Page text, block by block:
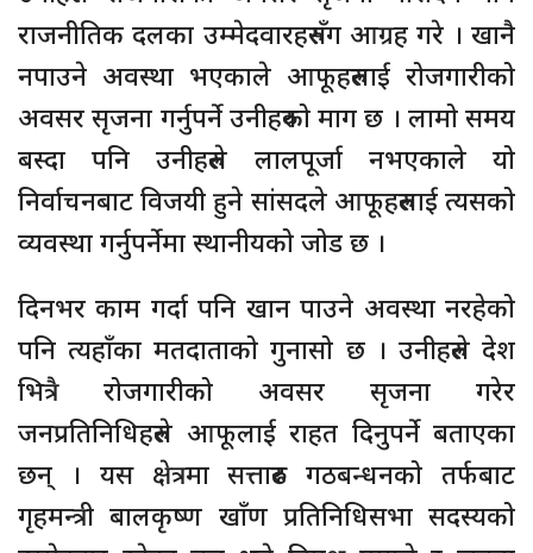
राजनीतिक दलका उम्मेदवारहरुसँग आग्रह गरे । खानै
नपाउने अवस्था भएकाले आफूहरुलाई रोजगारीको
अवसर सृजना गर्नुपर्ने उनीहरुको माग छ । लामो समय
बस्दा पनि उनीहरुले लालपूर्जा नभएकाले यो
निर्वाचनबाट विजयी हुने सांसदले आफूहरुलाई त्यसको
व्यवस्था गर्नुपर्नेमा स्थानीयको जोड छ ।
दिनभर काम गर्दा पनि खान पाउने अवस्था नरहेको
पनि त्यहाँका मतदाताको गुनासो छ । उनीहरुले देश
भित्रै रोजगारीको अवसर सृजना गरेर
जनप्रतिनिधिहरुले आफूलाई राहत दिनुपर्ने बताएका
छन् । यस क्षेत्रमा सत्तारुढ गठबन्धनको तर्फबाट
गृहमन्त्री बालकृष्ण खाँण प्रतिनिधिसभा सदस्यको